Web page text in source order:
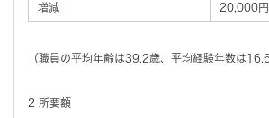
増減 20,000円
（職員の平均年齢は39.2歳、平均経験年数は
2 所要額